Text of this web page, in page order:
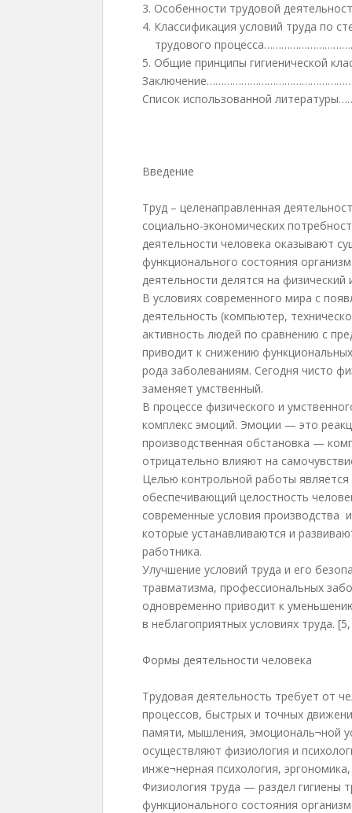
3. Особенности трудовой
4. Классификация условий труда по
трудового
5. Общие принципы гигиенической
Список использованной
Введение
Труд – целенаправленная
социально-экономических
деятельности человека оказывают
функционального состояния
деятельности делятся на
В условиях современного мира с
деятельность (компьютер,
активность людей по сравнению с
приводит к снижению
рода заболеваниям. Сегодня чисто
заменяет умственный.
В процессе физического и
комплекс эмоций. Эмоции — это
производственная обстановка —
отрицательно влияют на
Целью контрольной работы является
обеспечивающий целостность
современные условия производства
которые устанавливаются и
работника.
Улучшение условий труда и его
травматизма, профессиональных
одновременно приводит к
в неблагоприятных условиях труда.
Формы деятельности человека
Трудовая деятельность требует от
процессов, быстрых и точных
памяти, мышления, эмоциональ¬ной
осуществляют физиология и
инже¬нерная психология,
Физиология труда — раздел гигиены
функционального состояния